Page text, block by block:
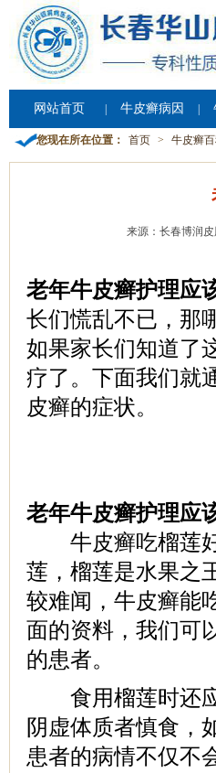
网站首页 牛皮癣病因
您现在所在位置： 首页 > 牛皮癣
来源：长春博润
老年牛皮癣护理应
长们慌乱不已，那
如果家长们知道了
疗了。下面我们就
皮癣的症状。
老年牛皮癣护理应
牛皮癣吃榴莲好
莲，榴莲是水果之
较难闻，牛皮癣能
面的资料，我们可
的患者。
食用榴莲时还应
阴虚体质者慎食，
患者的病情不仅不